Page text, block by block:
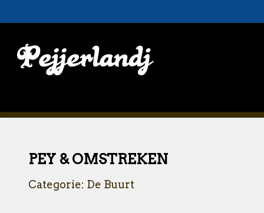
PEY & OMSTREKEN
Categorie: De Buurt